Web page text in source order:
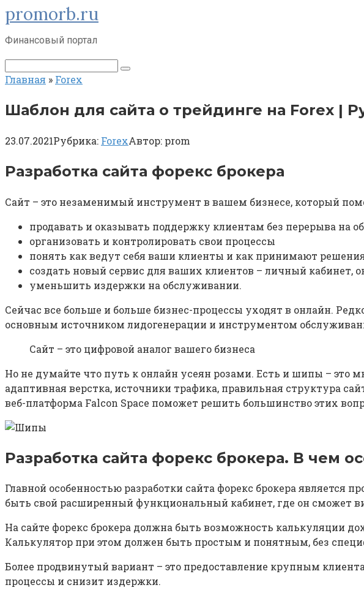
Перейти
к
контенту
promorb.ru
Финансовый портал
Поиск:
Главная » Forex
Шаблон для сайта о трейдинге на Forex |
23.07.2021Рубрика: ForexАвтор: prom
Разработка сайта форекс брокера
Сайт – это незаменимый инструмент в вашем бизнесе, который
продавать и оказывать поддержку клиентам без перерыва на
организовать и контролировать свои процессы
понять как ведут себя ваши клиенты и как принимают
создать новый сервис для ваших клиентов – личный кабинет,
уменьшить издержки на обслуживании.
Сейчас все больше и больше бизнес-процессы уходят в онлайн.
основным источником лидогенерации и инструментом
Сайт – это цифровой аналог вашего бизнеса
Но не думайте что путь к онлайн усеян розами. Есть и шипы – это
адаптивная верстка, источники трафика, правильная структура
веб-платформа Falcon Space поможет решить большинство этих
Разработка сайта форекс брокера. В чем
Главной особенностью разработки сайта форекс брокера является
быть свой расширенный функциональный кабинет, где он сможет
На сайте форекс брокера должна быть возможность калькуляции
Калькулятор при этом должен быть простым и понятным, без
Более продвинутый вариант – это предоставление крупным
процессы и снизит издержки.